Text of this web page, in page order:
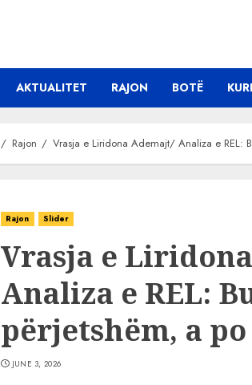
AKTUALITET RAJON BOTË
Rajon Vrasja e Liridona Ademajt/ Analiza e REL:
Rajon Slider
Vrasja e
Analiza e REL:
përjetshëm, a
JUNE 3, 2026